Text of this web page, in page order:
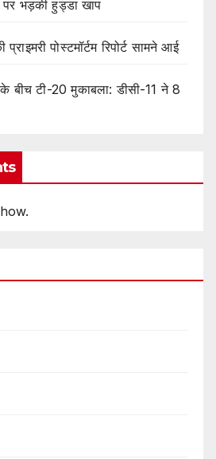
पर भड़की हुड्डा खाप
पोस्टमॉर्टम रिपोर्ट सामने आई
बीच टी-20 मुकाबला: डीसी-11 ने 8